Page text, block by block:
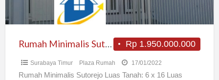
Rp 1.950.000.000
Rumah Minimalis Sutorejo
Surabaya Timur Plaza Rumah 17/01/2022
Rumah Minimalis Sutorejo Luas Tanah: 6 x 16 Luas